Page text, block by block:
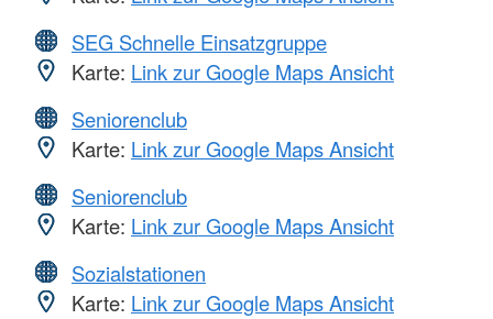
SEG Schnelle Einsatzgruppe
Karte: Link zur Google Maps Ansicht
Seniorenclub
Karte: Link zur Google Maps Ansicht
Seniorenclub
Karte: Link zur Google Maps Ansicht
Sozialstationen
Karte: Link zur Google Maps Ansicht